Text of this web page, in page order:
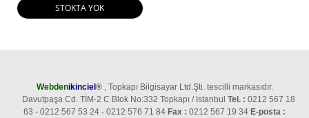
STOKTA YOK
Webdenikinciel®, Topkapı Bilgisayar Ltd.Şti. tescilli markasıdır.
Davutpaşa Cd. TİM-2 C Blok No:332 Topkapı / Istanbul Tel. : 0212 567 18
63 - 0212 567 53 24 - 0212 576 71 84 Fax : 0212 567 19 34 E-posta :